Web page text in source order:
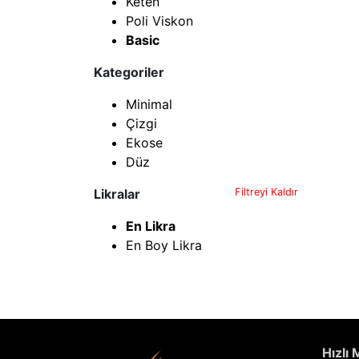
Poli Viskon
Basic
Kategoriler
Minimal
Çizgi
Ekose
Düz
Likralar
Filtreyi Kaldır
En Likra
En Boy Likra
Hızlı